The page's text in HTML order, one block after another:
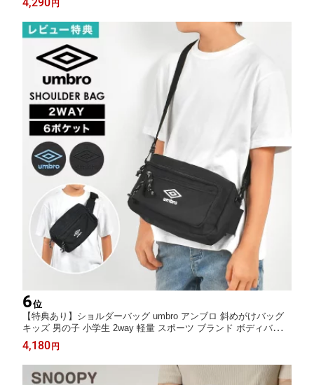
ナイロン 通学 おしゃれ かわいい 入学 レディース 小学生 高学年
中学生 大人 子供
円
6位
【特典あり】ショルダーバッグ umbro アンブロ 斜めがけバッグ
キッズ 男の子 小学生 2way 軽量 スポーツ ブランド ボディバッグ
男子 中学生 子供 ペットボトル A5 Switch スイッチ 入る かっこ
いい シンプル おしゃれ 肩掛け カバン ロゴ ファスナー ポケット
収納 黒
4,180円